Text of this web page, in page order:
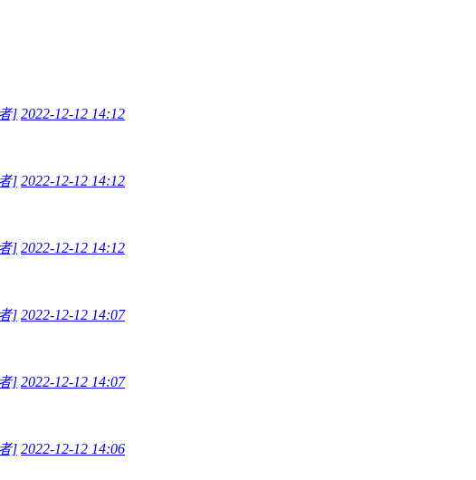
] 2022-12-12 14:12
] 2022-12-12 14:12
] 2022-12-12 14:12
] 2022-12-12 14:07
] 2022-12-12 14:07
] 2022-12-12 14:06